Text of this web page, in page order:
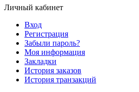
Личный кабинет
Вход
Регистрация
Забыли пароль?
Моя информация
Закладки
История заказов
История транзакций